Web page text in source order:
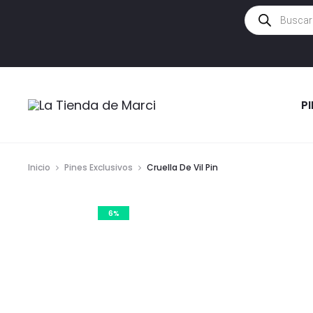
Búsqueda
de
productos
Inicio Pines Exclusivos Cruella De Vil Pin
6%